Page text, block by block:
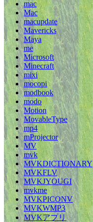
mac
Mac
macupdate
Mavericks
Maya
me
Microsoft
Minecraft
mixi
mocopi
modbook
modo
Motion
MovableType
mp4
mProjector
MV
mvk
MVKDICTIONARY
MVKFLV
MVKJYOUGI
mvkme
MVKPICONV
MVKWMP3
MVKアプリ